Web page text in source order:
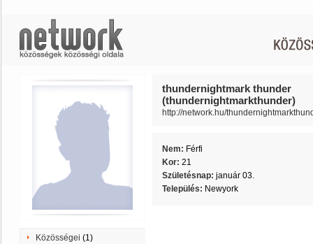
Közösségei (1)
thundernightmark thunder
(thundernightmarkthunder)
http://network.hu/
Nem: Férfi
Kor: 21
Születésnap: január 03.
Település: Newyork